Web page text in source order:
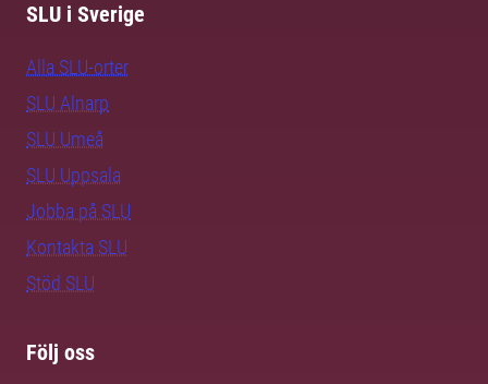
SLU i Sverige
Alla SLU-orter
SLU Alnarp
SLU Umeå
SLU Uppsala
Jobba på SLU
Kontakta SLU
Stöd SLU
Följ oss